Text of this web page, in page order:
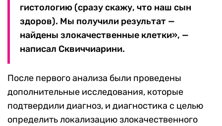
гистологию (сразу скажу, что наш сын
здоров). Мы получили результат —
найдены злокачественные клетки», —
написал Сквиччиарини.
После первого анализа были проведены
дополнительные исследования, которые
подтвердили диагноз, и диагностика с целью
определить локализацию злокачественного